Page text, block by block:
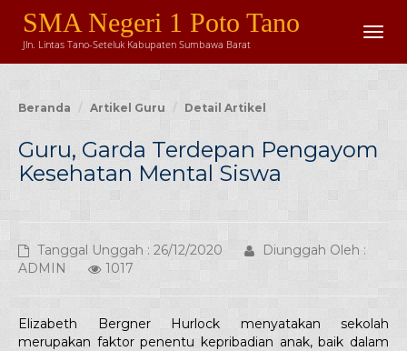
SMA Negeri 1 Poto Tano
Jln. Lintas Tano-Seteluk Kabupaten Sumbawa Barat
Beranda Artikel Guru Detail Artikel
Guru, Garda Terdepan Pengayom
Kesehatan Mental Siswa
Tanggal Unggah : 26/12/2020
Diunggah Oleh :
ADMIN
1017
Elizabeth Bergner Hurlock menyatakan sekolah
merupakan faktor penentu kepribadian anak, baik dalam